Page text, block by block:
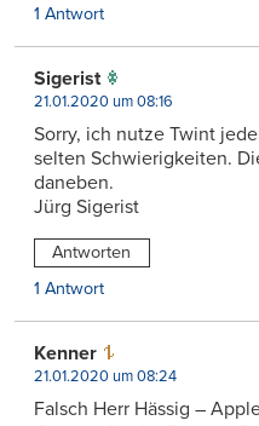
1 Antwort
Sigerist
21.01.2020 um 08:16
Sorry, ich nutze Twint
selten Schwierigkeiten.
daneben.
Jürg Sigerist
Antworten
1 Antwort
Kenner
21.01.2020 um 08:24
Falsch Herr Hässig –